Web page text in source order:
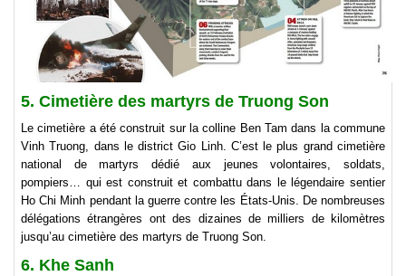
5. Cimetière des martyrs de Truong Son
Le cimetière a été construit sur la colline Ben Tam dans la commune
Vinh Truong, dans le district Gio Linh. C’est le plus grand cimetière
national de martyrs dédié aux jeunes volontaires, soldats,
pompiers… qui est construit et combattu dans le légendaire sentier
Ho Chi Minh pendant la guerre contre les États-Unis. De nombreuses
délégations étrangères ont des dizaines de milliers de kilomètres
jusqu’au cimetière des martyrs de Truong Son.
6. Khe Sanh